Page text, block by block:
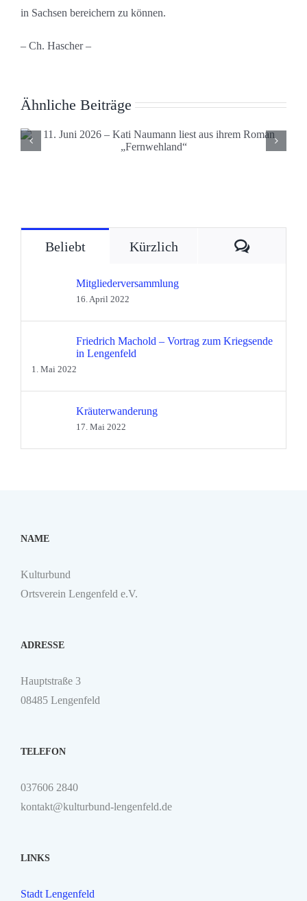
in Sachsen bereichern zu können.
– Ch. Hascher –
Ähnliche Beiträge
30. Sächsischer
Beliebt Kürzlich
Mitgliederversammlung
16. April 2022
Friedrich Machold – Vortrag zum Kriegsende
in Lengenfeld
1. Mai 2022
Kräuterwanderung
17. Mai 2022
NAME
Kulturbund
Ortsverein Lengenfeld e.V.
ADRESSE
Hauptstraße 3
08485 Lengenfeld
TELEFON
037606 2840
kontakt@kulturbund-lengenfeld.de
LINKS
Stadt Lengenfeld